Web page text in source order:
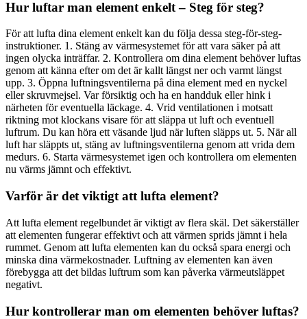
Hur luftar man element enkelt – Steg för steg?
För att lufta dina element enkelt kan du följa dessa steg-för-steg-
instruktioner. 1. Stäng av värmesystemet för att vara säker på att
ingen olycka inträffar. 2. Kontrollera om dina element behöver luftas
genom att känna efter om det är kallt längst ner och varmt längst
upp. 3. Öppna luftningsventilerna på dina element med en nyckel
eller skruvmejsel. Var försiktig och ha en handduk eller hink i
närheten för eventuella läckage. 4. Vrid ventilationen i motsatt
riktning mot klockans visare för att släppa ut luft och eventuell
luftrum. Du kan höra ett väsande ljud när luften släpps ut. 5. När all
luft har släppts ut, stäng av luftningsventilerna genom att vrida dem
medurs. 6. Starta värmesystemet igen och kontrollera om elementen
nu värms jämnt och effektivt.
Varför är det viktigt att lufta element?
Att lufta element regelbundet är viktigt av flera skäl. Det säkerställer
att elementen fungerar effektivt och att värmen sprids jämnt i hela
rummet. Genom att lufta elementen kan du också spara energi och
minska dina värmekostnader. Luftning av elementen kan även
förebygga att det bildas luftrum som kan påverka värmeutsläppet
negativt.
Hur kontrollerar man om elementen behöver luftas?